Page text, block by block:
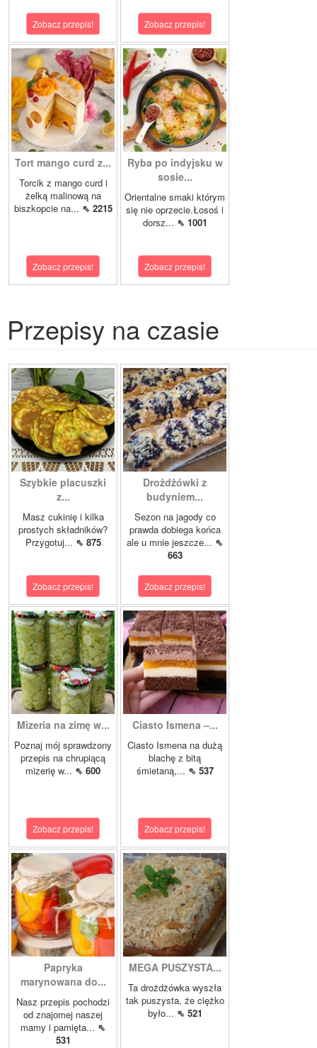
Zobacz przepis! Zobacz przepis!
Tort mango curd z...
Torcik z mango curd i
żelką malinową na
biszkopcie na... ⇖ 2215
Zobacz przepis!
Ryba po indyjsku w
sosie...
Orientalne smaki którym
się nie oprzecie.Łosoś i
dorsz... ⇖ 1001
Zobacz przepis!
Przepisy na czasie
Szybkie placuszki
z...
Masz cukinię i kilka
prostych składników?
Przygotuj... ⇖ 875
Zobacz przepis!
Drożdżówki z
budyniem...
Sezon na jagody co
prawda dobiega końca
ale u mnie jeszcze... ⇖
663
Zobacz przepis!
Mizeria na zimę w...
Poznaj mój sprawdzony
przepis na chrupiącą
mizerię w... ⇖ 600
Zobacz przepis!
Ciasto Ismena –...
Ciasto Ismena na dużą
blachę z bitą
śmietaną,... ⇖ 537
Zobacz przepis!
Papryka
marynowana do...
Nasz przepis pochodzi
od znajomej naszej
mamy i pamięta... ⇖
531
MEGA PUSZYSTA...
Ta drożdżówka wyszła
tak puszysta, że ciężko
było... ⇖ 521